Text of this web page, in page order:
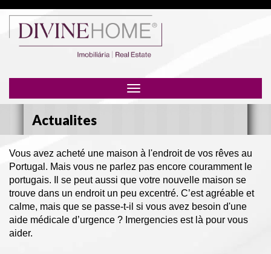
navigation
Actualites
Vous avez acheté une maison à l'endroit de vos rêves au
Portugal. Mais vous ne parlez pas encore couramment le
portugais. Il se peut aussi que votre nouvelle maison se
trouve dans un endroit un peu excentré. C’est agréable et
calme, mais que se passe-t-il si vous avez besoin d'une
aide médicale d’urgence ? Imergencies est là pour vous
aider.